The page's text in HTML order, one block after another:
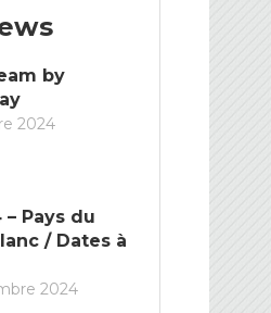
by
2024
– Pays du
/ Dates à
2024